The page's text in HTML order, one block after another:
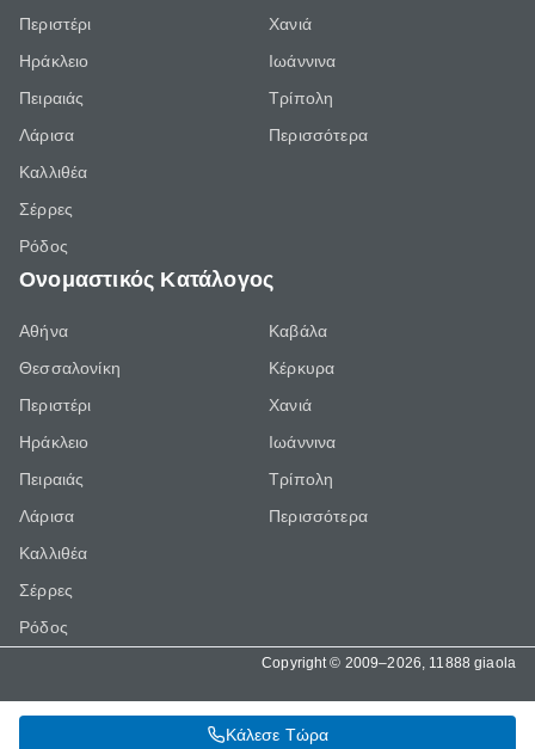
Κάλεσε Τώρα
Περιστέρι
Ηράκλειο
Πειραιάς
Λάρισα
Καλλιθέα
Σέρρες
Ρόδος
Χανιά
Ιωάννινα
Τρίπολη
Περισσότερα
Ονομαστικός Κατάλογος
Αθήνα
Θεσσαλονίκη
Περιστέρι
Ηράκλειο
Πειραιάς
Λάρισα
Καλλιθέα
Σέρρες
Ρόδος
Καβάλα
Κέρκυρα
Χανιά
Ιωάννινα
Τρίπολη
Περισσότερα
Copyright © 2009–2026, 11888 giaola